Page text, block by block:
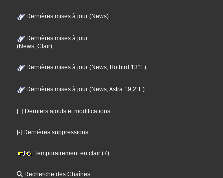
Dernières mises à jour (News)
Dernières mises à jour
(News, Clair)
Dernières mises à jour (News, Hotbird 13°E)
Dernières mises à jour (News, Astra 19,2°E)
[+] Derniers ajouts et modifications
[-] Dernières suppressions
Temporairement en clair (7)
Recherche des Chaînes